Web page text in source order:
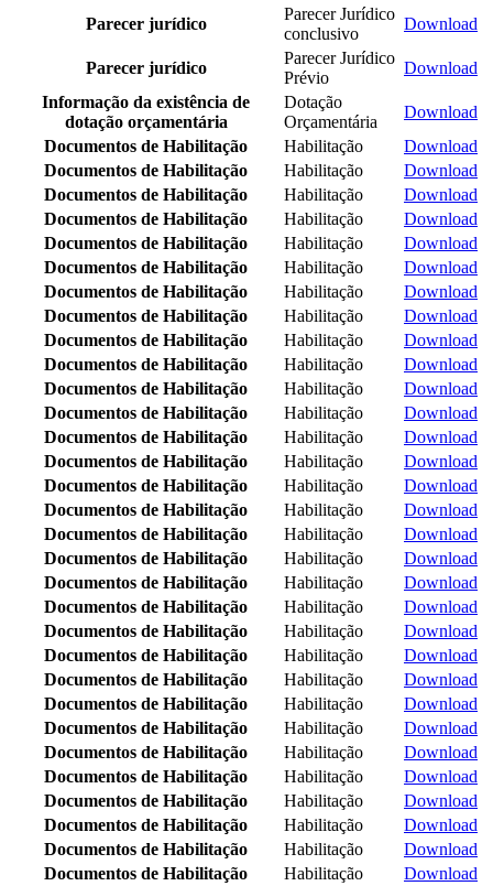
Parecer jurídico
Parecer Jurídico
conclusivo
Download
Parecer jurídico
Parecer Jurídico
Prévio
Download
Informação da existência de
dotação orçamentária
Dotação
Orçamentária
Download
Documentos de Habilitação
Habilitação
Download
Documentos de Habilitação
Habilitação
Download
Documentos de Habilitação
Habilitação
Download
Documentos de Habilitação
Habilitação
Download
Documentos de Habilitação
Habilitação
Download
Documentos de Habilitação
Habilitação
Download
Documentos de Habilitação
Habilitação
Download
Documentos de Habilitação
Habilitação
Download
Documentos de Habilitação
Habilitação
Download
Documentos de Habilitação
Habilitação
Download
Documentos de Habilitação
Habilitação
Download
Documentos de Habilitação
Habilitação
Download
Documentos de Habilitação
Habilitação
Download
Documentos de Habilitação
Habilitação
Download
Documentos de Habilitação
Habilitação
Download
Documentos de Habilitação
Habilitação
Download
Documentos de Habilitação
Habilitação
Download
Documentos de Habilitação
Habilitação
Download
Documentos de Habilitação
Habilitação
Download
Documentos de Habilitação
Habilitação
Download
Documentos de Habilitação
Habilitação
Download
Documentos de Habilitação
Habilitação
Download
Documentos de Habilitação
Habilitação
Download
Documentos de Habilitação
Habilitação
Download
Documentos de Habilitação
Habilitação
Download
Documentos de Habilitação
Habilitação
Download
Documentos de Habilitação
Habilitação
Download
Documentos de Habilitação
Habilitação
Download
Documentos de Habilitação
Habilitação
Download
Documentos de Habilitação
Habilitação
Download
Documentos de Habilitação
Habilitação
Download